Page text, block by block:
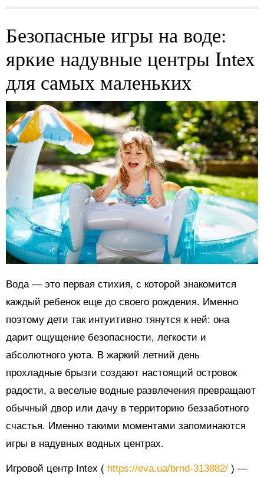
Безопасные игры на воде:
яркие надувные центры Intex
для самых маленьких
Вода — это первая стихия, с которой знакомится
каждый ребенок еще до своего рождения. Именно
поэтому дети так интуитивно тянутся к ней: она
дарит ощущение безопасности, легкости и
абсолютного уюта. В жаркий летний день
прохладные брызги создают настоящий островок
радости, а веселые водные развлечения превращают
обычный двор или дачу в территорию беззаботного
счастья. Именно такими моментами запоминаются
игры в надувных водных центрах.
Игровой центр Intex ( https://eva.ua/brnd-313882/ ) —